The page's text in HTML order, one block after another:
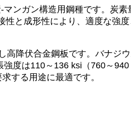
ンガン構造用鋼種です。炭
と成形性により、適度な強
降伏合金鋼板です。バナジ
度は110～136 ksi（760～
する用途に最適です。